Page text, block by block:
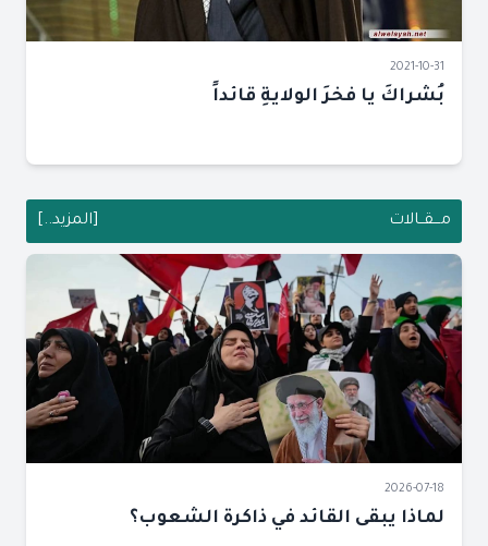
2021-10-31
بُشراكَ يا فخرَ الولايةِ قائداً
مـــقــالات [المزيد..]
2026-07-18
لماذا يبقى القائد في ذاكرة الشعوب؟